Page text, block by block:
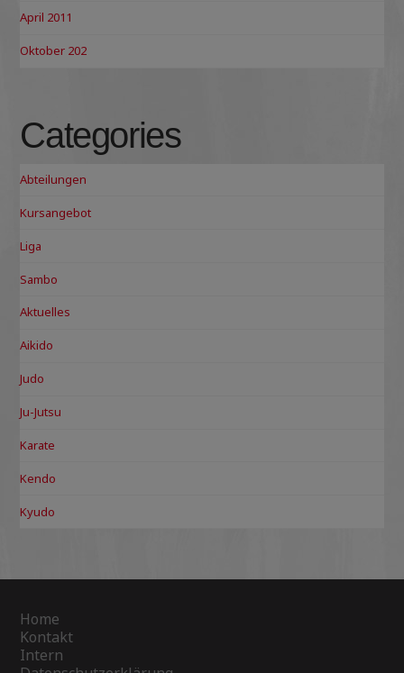
April 2011
Oktober 202
Categories
Abteilungen
Kursangebot
Liga
Sambo
Aktuelles
Aikido
Judo
Ju-Jutsu
Karate
Kendo
Kyudo
Home
Kontakt
Intern